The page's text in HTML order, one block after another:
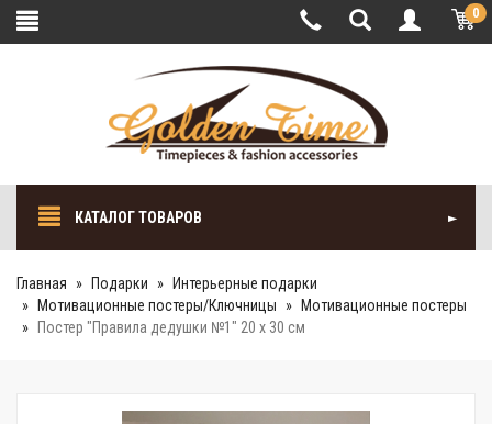
0
КАТАЛОГ ТОВАРОВ
Главная Подарки
Интерьерные подарки
Мотивационные постеры/Ключницы
Мотивационные постеры
Постер "Правила дедушки №1" 20 x 30 см